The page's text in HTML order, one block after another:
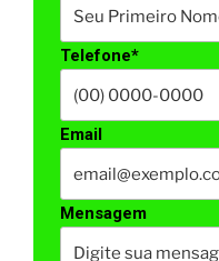
Telefone*
Email
Mensagem